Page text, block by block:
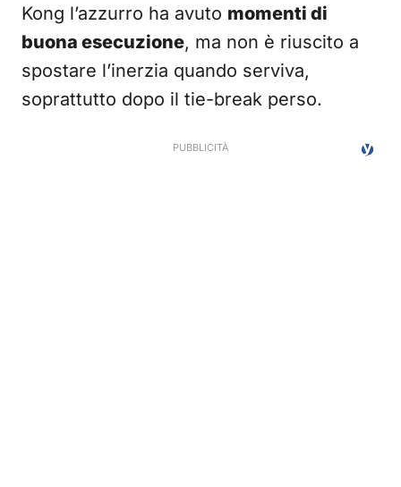
Kong l’azzurro ha avuto momenti di
buona esecuzione, ma non è riuscito a
spostare l’inerzia quando serviva,
soprattutto dopo il tie-break perso.